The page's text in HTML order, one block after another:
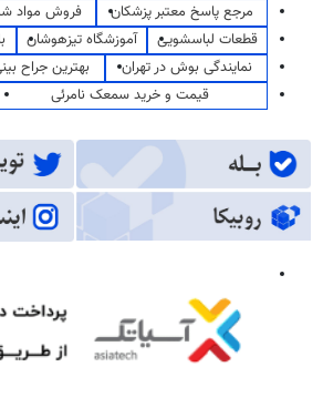
مرجع پاسخ معتبر پزشکان
فروش مواد
قطعات لباسشویی
آموزشگاه تیزهوشان
نمایندگی بوش در تهران
بهترین جراح
قیمت و خرید سمعک نامرئی